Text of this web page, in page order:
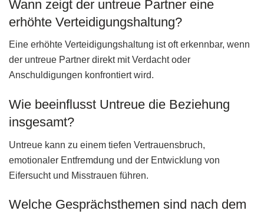
Wann zeigt der untreue Partner eine
erhöhte Verteidigungshaltung?
Eine erhöhte Verteidigungshaltung ist oft erkennbar, wenn
der untreue Partner direkt mit Verdacht oder
Anschuldigungen konfrontiert wird.
Wie beeinflusst Untreue die Beziehung
insgesamt?
Untreue kann zu einem tiefen Vertrauensbruch,
emotionaler Entfremdung und der Entwicklung von
Eifersucht und Misstrauen führen.
Welche Gesprächsthemen sind nach dem